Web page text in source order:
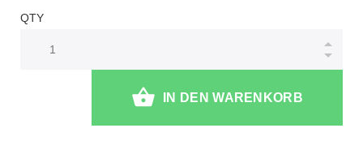
QTY
IN DEN WARENKORB